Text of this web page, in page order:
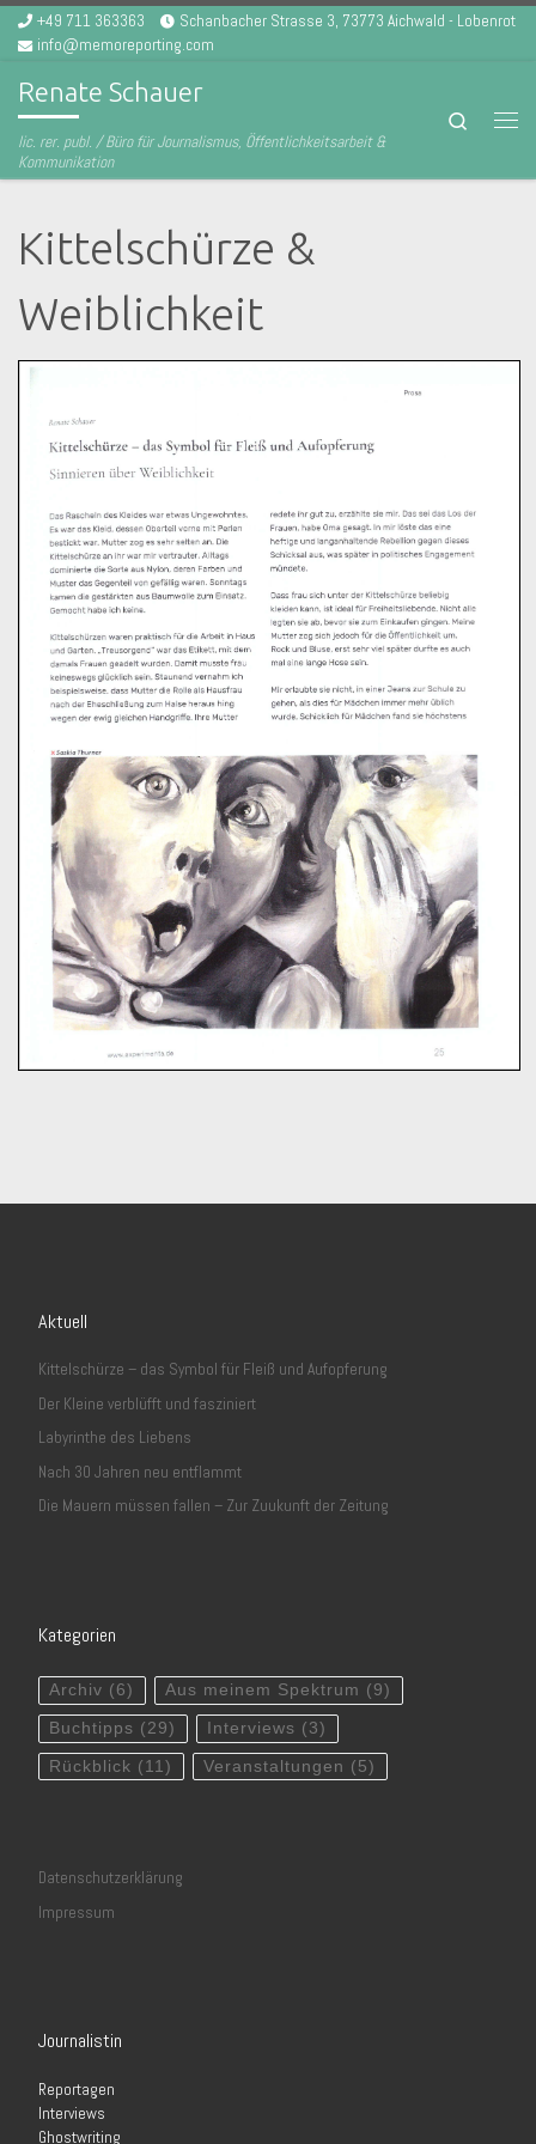
Zum Inhalt springen
+49 711 363363
Schanbacher Strasse 3, 73773 Aichwald - Lobenrot
info@memoreporting.com
Renate Schauer
lic. rer. publ. / Büro für Journalismus, Öffentlichkeitsarbeit &
Kommunikation
Search
Kittelschürze &
Weiblichkeit
Aktuell
Kittelschürze – das Symbol für Fleiß und Aufopferung
Der Kleine verblüfft und fasziniert
Labyrinthe des Liebens
Nach 30 Jahren neu entflammt
Die Mauern müssen fallen – Zur Zuukunft der Zeitung
Kategorien
Archiv (6) Aus meinem Spektrum (9)
Buchtipps (29) Interviews (3)
Rückblick (11) Veranstaltungen (5)
Datenschutzerklärung
Impressum
Journalistin
Reportagen
Interviews
Ghostwriting